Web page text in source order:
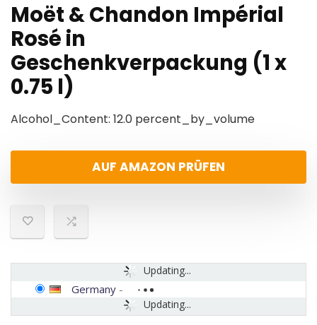
Moët & Chandon Impérial
Rosé in
Geschenkverpackung (1 x
0.75 l)
Alcohol_Content: 12.0 percent_by_volume
AUF AMAZON PRÜFEN
Updating...
Updating...
Germany -